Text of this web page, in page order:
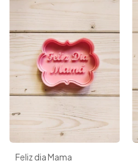
Feliz dia Mama